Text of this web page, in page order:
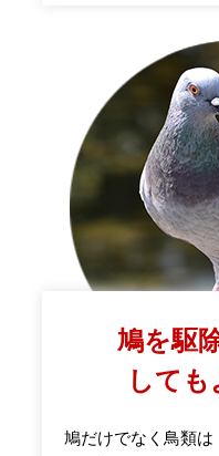
鳩を駆
しても
鳩だけでなく鳥類